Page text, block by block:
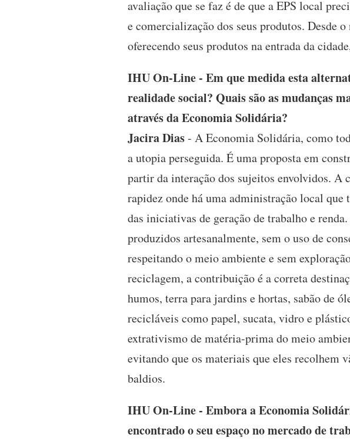
avaliação que se faz é de que a EPS local
e comercialização dos seus produtos. Desde
oferecendo seus produtos na entrada da
IHU On-Line - Em que medida esta
realidade social? Quais são as mudanças
através da Economia Solidária?
Jacira Dias- A Economia Solidária, como
a utopia perseguida. É uma proposta em
partir da interação dos sujeitos envolvidos. A
rapidez onde há uma administração local
das iniciativas de geração de trabalho e
produzidos artesanalmente, sem o uso de
respeitando o meio ambiente e sem
reciclagem, a contribuição é a correta
humos, terra para jardins e hortas, sabão de
recicláveis como papel, sucata, vidro e
extrativismo de matéria-prima do meio
evitando que os materiais que eles recolhem
baldios.
IHU On-Line - Embora a Economia
encontrado o seu espaço no mercado de